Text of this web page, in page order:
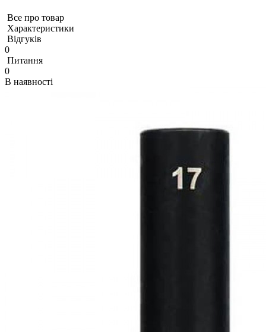
Все про товар
Характеристики
Відгуків
0
Питання
0
В наявності